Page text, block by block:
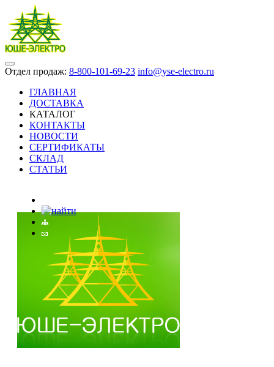
Отдел продаж: 8-800-101-69-23 info@yse-electro.ru
ГЛАВНАЯ
ДОСТАВКА
КАТАЛОГ
КОНТАКТЫ
НОВОСТИ
СЕРТИФИКАТЫ
СКЛАД
СТАТЬИ